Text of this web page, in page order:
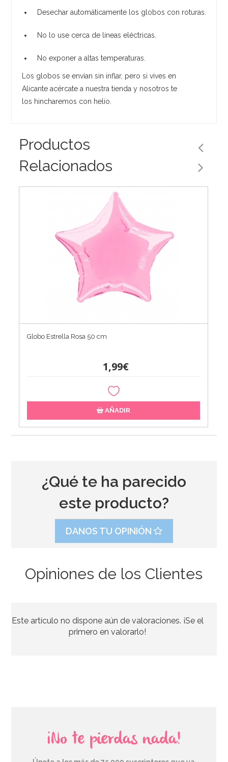
Desechar automáticamente los globos con roturas.
No lo use cerca de líneas eléctricas.
No exponer a altas temperaturas.
Los globos se envían sin inflar, pero si vives en
Alicante acércate a nuestra tienda y nosotros te
los hincharemos con helio.
Productos
Relacionados
Globo Estrella Rosa 50 cm
1,99€
AÑADIR
1,50€
¿Qué te ha parecido
este producto?
DANOS TU OPINIÓN
Opiniones de los Clientes
Este artículo no dispone aún de valoraciones. ¡Se el
primero en valorarlo!
¡No te pierdas nada!